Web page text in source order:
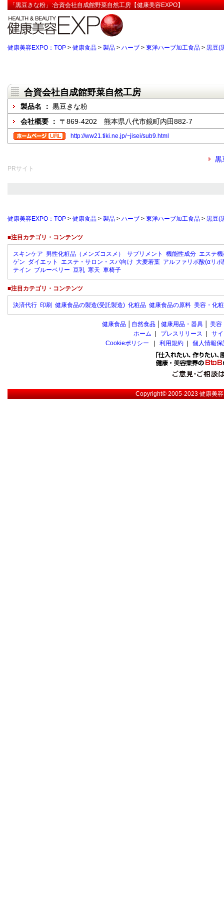
「黒豆きな粉」:合資会社自成館野菜自然工房【健康美容EXPO】
健康美容EXPO：TOP > 健康食品 > 製品 > ハーブ > 東洋ハーブ加工食品 > 黒豆(
合資会社自成館野菜自然工房
製品名 ： 黒豆きな粉
会社概要 ： 〒869-4202 熊本県八代市鏡町内田882-7
http://ww21.tiki.ne.jp/~jisei/sub9.html
黒
PRサイト
健康美容EXPO：TOP > 健康食品 > 製品 > ハーブ > 東洋ハーブ加工食品 > 黒豆(
■注目カテゴリ・コンテンツ
スキンケア 男性化粧品（メンズコスメ） サプリメント 機能性成分 エステ
ゲン ダイエット エステ・サロン・スパ向け 大麦若葉 アルファリポ酸(αリポ
テイン ブルーベリー 豆乳 寒天 車椅子
■注目カテゴリ・コンテンツ
決済代行 印刷 健康食品の製造(受託製造) 化粧品 健康食品の原料 美容・化
健康食品 自然食品 健康用品・器具 美容
ホーム
プレスリリース
サ
Cookieポリシー
利用規約 個人情報
Copyright© 2005-2023健康美